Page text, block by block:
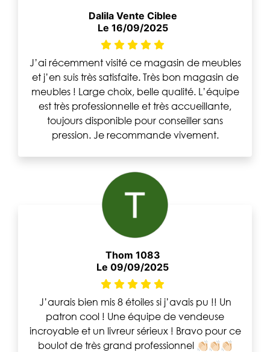
Dalila Vente Ciblee
Le 16/09/2025
J’ai récemment visité ce magasin de meubles
et j’en suis très satisfaite. Très bon magasin de
meubles ! Large choix, belle qualité. L’équipe
est très professionnelle et très accueillante,
toujours disponible pour conseiller sans
pression. Je recommande vivement.
Thom 1083
Le 09/09/2025
J’aurais bien mis 8 étoiles si j’avais pu !! Un
patron cool ! Une équipe de vendeuse
incroyable et un livreur sérieux ! Bravo pour ce
boulot de très grand professionnel 👏🏻👏🏻👏🏻